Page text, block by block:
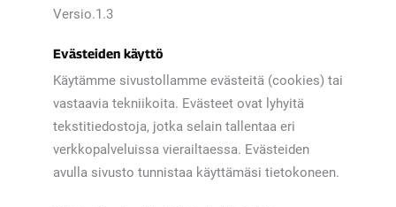
Versio.1.3
Evästeiden käyttö
Käytämme sivustollamme evästeitä (cookies) tai
vastaavia tekniikoita. Evästeet ovat lyhyitä
tekstitiedostoja, jotka selain tallentaa eri
verkkopalveluissa vierailtaessa. Evästeiden
avulla sivusto tunnistaa käyttämäsi tietokoneen.